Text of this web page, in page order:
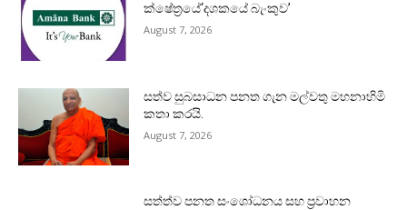
ක්ෂේත්‍රයේ‘දශකයේ බැංකුව’
August 7, 2026
සත්ව සුබසාධන පනත ගැන මල්වතු මහනාහිමි
කතා කරයි.
August 7, 2026
සත්ත්ව පනත සංශෝධනය සහ ප්‍රවාහන